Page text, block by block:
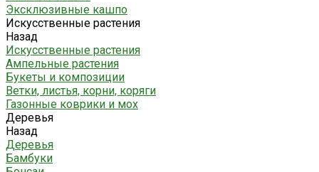
Эксклюзивные кашпо
Искусственные растения
Назад
Искусственные растения
Ампельные растения
Букеты и композиции
Ветки, листья, корни, коряги
Газонные коврики и мох
Деревья
Назад
Деревья
Бамбуки